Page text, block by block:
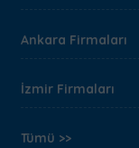
Ankara Firmaları
İzmir Firmaları
Tümü >>